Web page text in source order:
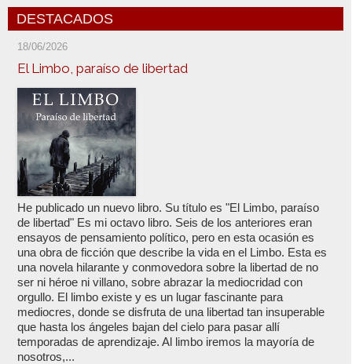
DESTACADOS
18/06/2026
El Limbo, paraíso de libertad
He publicado un nuevo libro. Su título es "El Limbo, paraíso
de libertad" Es mi octavo libro. Seis de los anteriores eran
ensayos de pensamiento político, pero en esta ocasión es
una obra de ficción que describe la vida en el Limbo. Esta es
una novela hilarante y conmovedora sobre la libertad de no
ser ni héroe ni villano, sobre abrazar la mediocridad con
orgullo. El limbo existe y es un lugar fascinante para
mediocres, donde se disfruta de una libertad tan insuperable
que hasta los ángeles bajan del cielo para pasar allí
temporadas de aprendizaje. Al limbo iremos la mayoría de
nosotros,...